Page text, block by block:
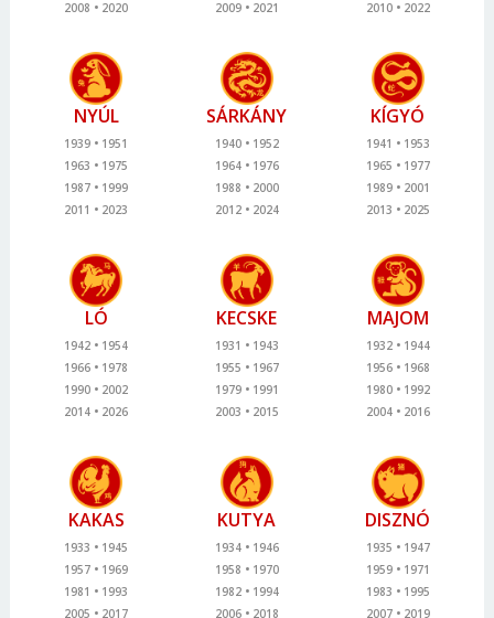
2008
2020
2009
2021
2010
2022
NYÚL
1939
1951
1963
1975
1987
1999
2011
2023
SÁRKÁNY
1940
1952
1964
1976
1988
2000
2012
2024
KÍGYÓ
1941
1953
1965
1977
1989
2001
2013
2025
LÓ
1942
1954
1966
1978
1990
2002
2014
2026
KECSKE
1931
1943
1955
1967
1979
1991
2003
2015
MAJOM
1932
1944
1956
1968
1980
1992
2004
2016
KAKAS
1933
1945
1957
1969
1981
1993
2005
2017
KUTYA
1934
1946
1958
1970
1982
1994
2006
2018
DISZNÓ
1935
1947
1959
1971
1983
1995
2007
2019